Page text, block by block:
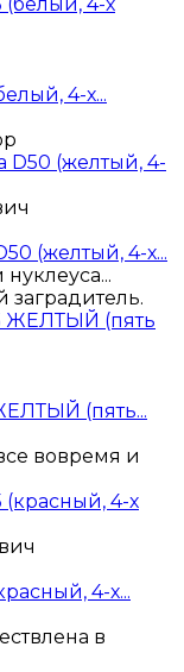
4-х...
(желтый, 4-х...
(пять...
вовремя и
4-х...
в